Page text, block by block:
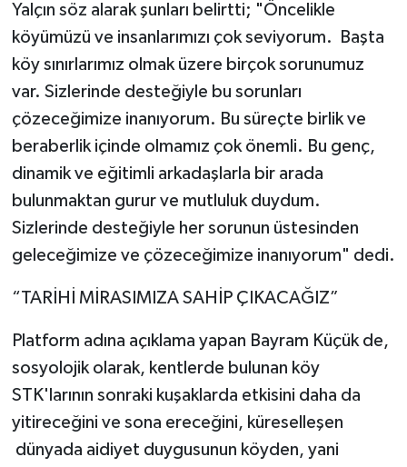
Yalçın söz alarak şunları belirtti; "Öncelikle
köyümüzü ve insanlarımızı çok seviyorum. Başta
köy sınırlarımız olmak üzere birçok sorunumuz
var. Sizlerinde desteğiyle bu sorunları
çözeceğimize inanıyorum. Bu süreçte birlik ve
beraberlik içinde olmamız çok önemli. Bu genç,
dinamik ve eğitimli arkadaşlarla bir arada
bulunmaktan gurur ve mutluluk duydum.
Sizlerinde desteğiyle her sorunun üstesinden
geleceğimize ve çözeceğimize inanıyorum" dedi.
“TARİHİ MİRASIMIZA SAHİP ÇIKACAĞIZ”
Platform adına açıklama yapan Bayram Küçük de,
sosyolojik olarak, kentlerde bulunan köy
STK'larının sonraki kuşaklarda etkisini daha da
yitireceğini ve sona ereceğini, küreselleşen
dünyada aidiyet duygusunun köyden, yani